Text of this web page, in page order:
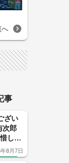
へ
事
ざい
次郎
しむ
8月7日